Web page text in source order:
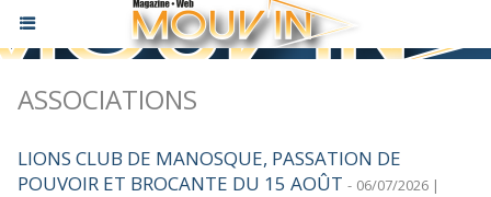
ASSOCIATIONS
LIONS CLUB DE MANOSQUE, PASSATION DE
POUVOIR ET BROCANTE DU 15 AOÛT - 06/07/2026 |